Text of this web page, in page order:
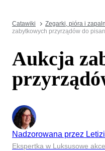
Catawiki Zegarki, pióra i
zabytkowych przyrządów do
Aukcja
Nadzorowana przez
Ekspertka w Luksusowe